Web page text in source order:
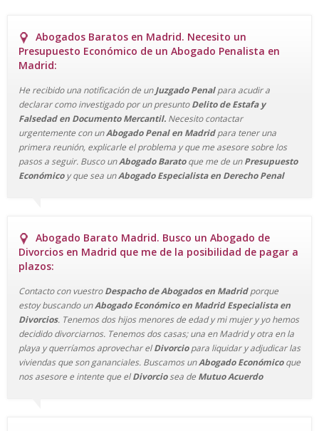
Abogados Baratos en Madrid. Necesito un
Presupuesto Económico de un Abogado Penalista en
Madrid:
He recibido una notificación de unJuzgado Penalpara acudir a
declarar como investigado por un presuntoDelito de Estafa y
Falsedad en Documento Mercantil. Necesito contactar
urgentemente con unAbogado Penal en Madridpara tener una
primera reunión, explicarle el problema y que me asesore sobre los
pasos a seguir. Busco unAbogado Baratoque me de unPresupuesto
Económicoy que sea unAbogado Especialista en Derecho Penal
Abogado Barato Madrid. Busco un Abogado de
Divorcios en Madrid que me de la posibilidad de pagar a
plazos:
Contacto con vuestroDespacho de Abogados en Madridporque
estoy buscando unAbogado Económicoen MadridEspecialista en
Divorcios. Tenemos dos hijos menores de edad y mi mujer y yo hemos
decidido divorciarnos. Tenemos dos casas; una en Madrid y otra en la
playa y querríamos aprovechar elDivorciopara liquidar y adjudicar las
viviendas que son gananciales. Buscamos unAbogado Económicoque
nos asesore e intente que elDivorciosea de Mutuo Acuerdo